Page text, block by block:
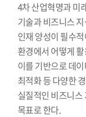
4차 산업혁명과 미
기술과 비즈니스
인재 양성이 필수
환경에서 어떻게
이를 기반으로 데
최적화 등 다양한
실질적인 비즈니스
목표로 한다.